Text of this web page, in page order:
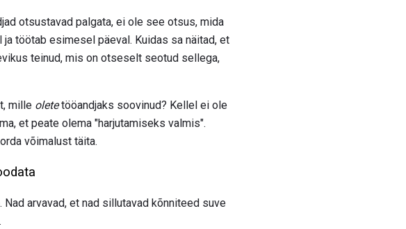
otsustavad palgata, ei ole see otsus, mida
töötab esimesel päeval. Kuidas sa näitad, et
teinud, mis on otseselt seotud sellega,
mille oletetööandjaks soovinud? Kellel ei ole
et peate olema "harjutamiseks valmis".
võimalust täita.
arvavad, et nad sillutavad kõnniteed suve